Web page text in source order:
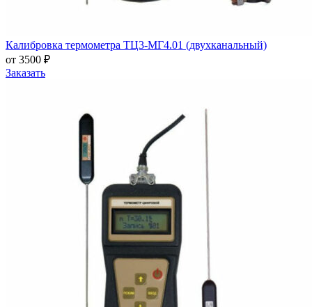
Калибровка термометра ТЦ3-МГ4.01 (двухканальный)
от 3500 ₽
Заказать